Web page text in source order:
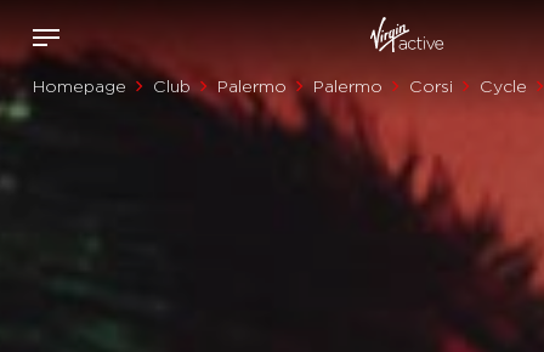
Homepage Club Palermo Palermo Corsi Cycle